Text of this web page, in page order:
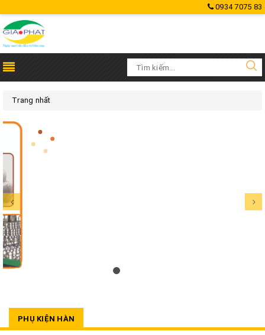
0934 7075 83
Trang nhất
PHỤ KIỆN HÀN